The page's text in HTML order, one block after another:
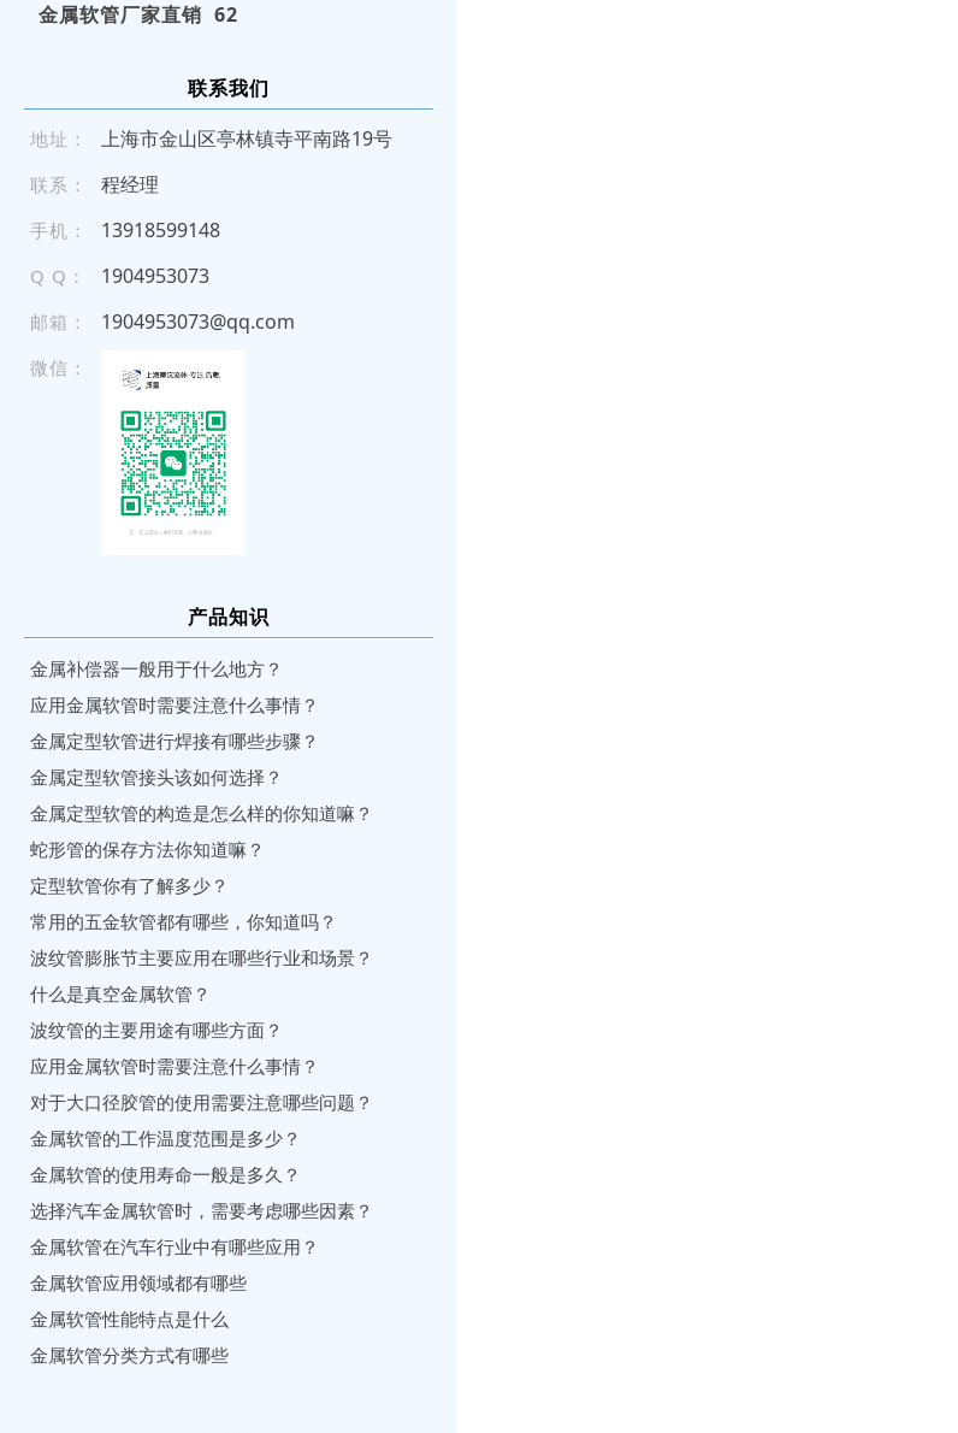
金属软管厂家直销 62
联系我们
地址： 上海市金山区亭林镇寺平南路19号
联系： 程经理
手机： 1 39 185 991 48
Q Q： 1904953073
邮箱： 1904953073@qq.com
微信：
产品知识
金属补偿器一般用于什么地方？
应用金属软管时需要注意什么事情？
金属定型软管进行焊接有哪些步骤？
金属定型软管接头该如何选择？
金属定型软管的构造是怎么样的你知道嘛？
蛇形管的保存方法你知道嘛？
定型软管你有了解多少？
常用的五金软管都有哪些，你知道吗？
波纹管膨胀节主要应用在哪些行业和场景？
什么是真空金属软管？
波纹管的主要用途有哪些方面？
应用金属软管时需要注意什么事情？
对于大口径胶管的使用需要注意哪些问题？
金属软管的工作温度范围是多少？
金属软管的使用寿命一般是多久？
选择汽车金属软管时，需要考虑哪些因素？
金属软管在汽车行业中有哪些应用？
金属软管应用领域都有哪些
金属软管性能特点是什么
金属软管分类方式有哪些